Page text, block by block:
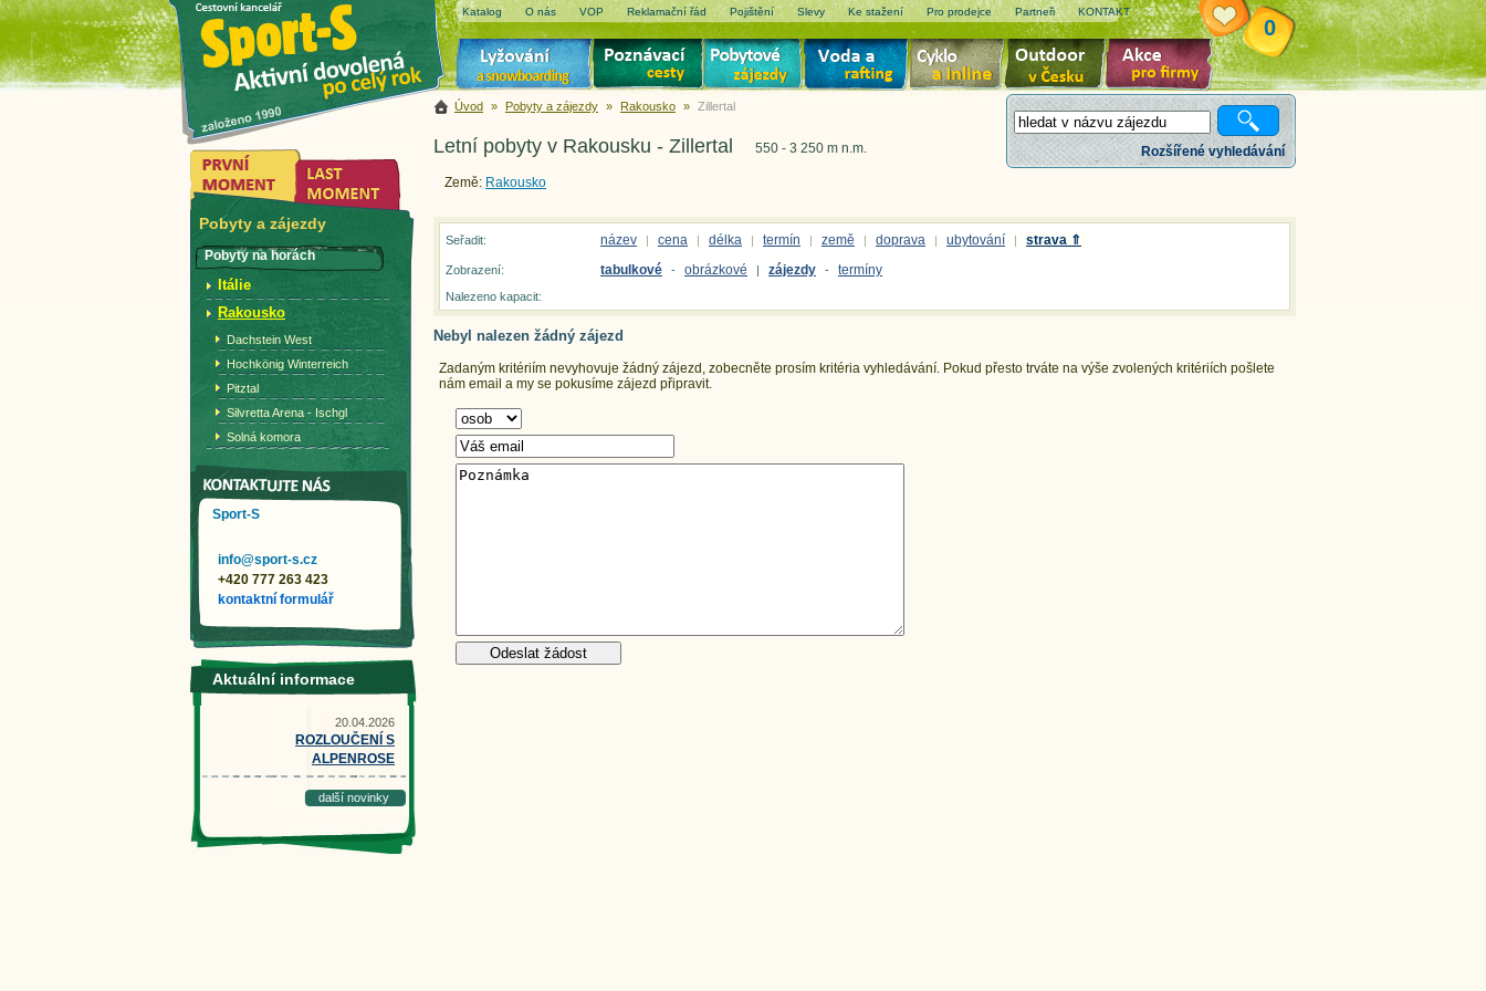
Katalog O nás VOP Reklamační řád Pojištění Slevy Ke stažení Pro prodejce Partneři KONTAKT
0
Rozšířené vyhledávání
Úvod » Pobyty a zájezdy » Rakousko » Zillertal
Letní pobyty v Rakousku - Zillertal 550 - 3 250 m n.m.
Země: Rakousko
Seřadit: název | cena | délka | termín | země | doprava | ubytování | strava ⇑
Zobrazení: tabulkové - obrázkové | zájezdy - termíny
Nalezeno kapacit:
Nebyl nalezen žádný zájezd
Zadaným kritériím nevyhovuje žádný zájezd, zobecněte prosím kritéria vyhledávání. Pokud přesto trváte na výše zvolených kritériích pošlete
nám email a my se pokusíme zájezd připravit.
Pobyty a zájezdy
Pobyty na horách
Itálie
Rakousko
Dachstein West
Hochkönig Winterreich
Pitztal
Silvretta Arena - Ischgl
Solná komora
Sport-S
info@sport-s.cz
+420 777 263 423
kontaktní formulář
Aktuální informace
20.04.2026
ROZLOUČENÍ S
ALPENROSE
další novinky